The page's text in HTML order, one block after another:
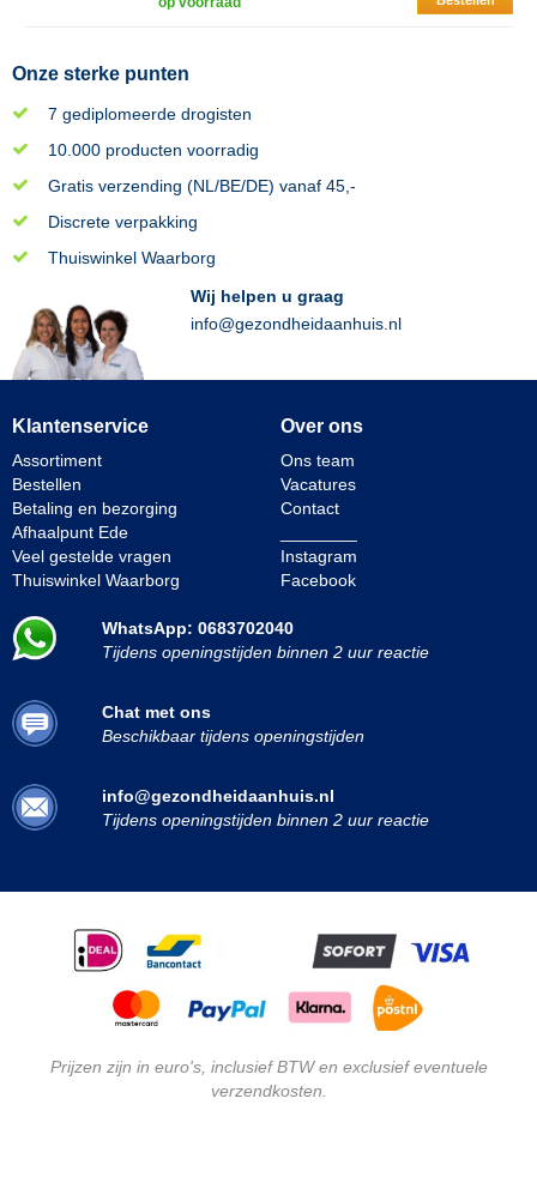
Onze sterke punten
7 gediplomeerde drogisten
10.000 producten voorradig
Gratis verzending (NL/BE/DE) vanaf 45,-
Discrete verpakking
Thuiswinkel Waarborg
Wij helpen u graag
info@gezondheidaanhuis.nl
Klantenservice
Assortiment
Bestellen
Betaling en bezorging
Afhaalpunt Ede
Veel gestelde vragen
Thuiswinkel Waarborg
Over ons
Ons team
Vacatures
Contact
Instagram
Facebook
WhatsApp: 0683702040
Tijdens openingstijden binnen 2 uur reactie
Chat met ons
Beschikbaar tijdens openingstijden
info@gezondheidaanhuis.nl
Tijdens openingstijden binnen 2 uur reactie
Prijzen zijn in euro's, inclusief BTW en exclusief eventuele
verzendkosten.